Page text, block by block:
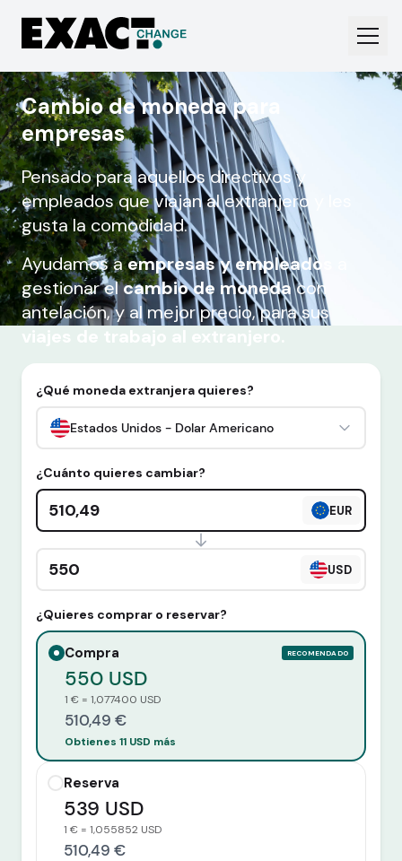
Cambio de moneda para
empresas
Pensado para aquellos directivos y
empleados que viajan al extranjero y les
gusta la comodidad.
Ayudamos aempresas y empleados
gestionar elcambio de monedacon
antelación, y al mejor precio, para sus
¿Qué moneda extranjera quieres?
Estados Unidos - Dolar Americano
¿Cuánto quieres cambiar?
Cantidad en euros
EUR
USD
¿Quieres comprar o reservar?
Compra RECOMENDADO
550 USD
1 € = 1,077400 USD
510,49 €
Obtienes 11 USD más
Reserva
539 USD
1 € = 1,055852 USD
510,49 €